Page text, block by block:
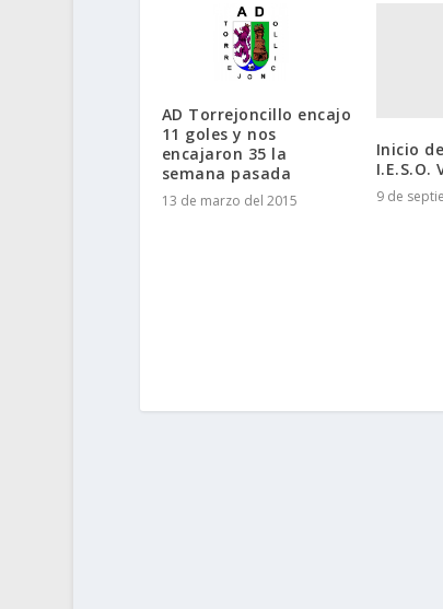
AD Torrejoncillo encajo
11 goles y nos
encajaron 35 la
semana pasada
13 de marzo del 2015
Inicio
I.E.S.O.
9 de